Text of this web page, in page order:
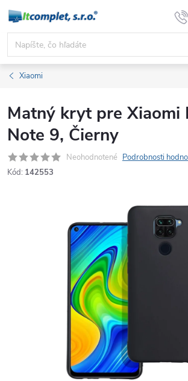
Prejsť
obsah
Xiaomi
Matný kryt pre Xiaomi
Note 9, Čierny
Neohodnotené Podrobnosti
Kód: 142553